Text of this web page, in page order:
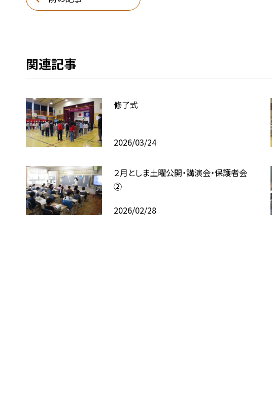
関連記事
修了式
2026/03/24
２月としま土曜公開・講演会・保護者会
②
2026/02/28